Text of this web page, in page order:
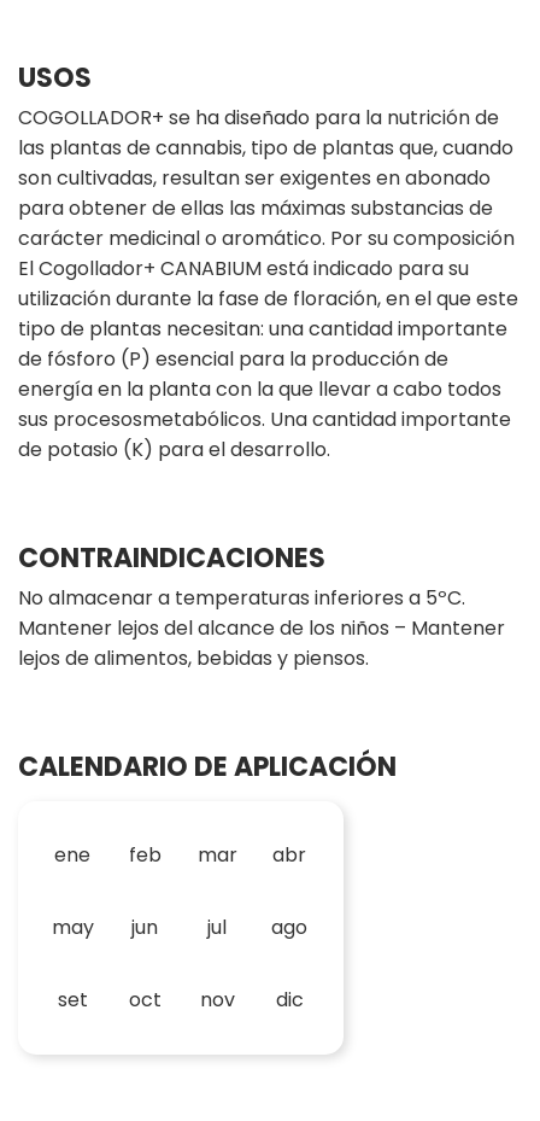
USOS
COGOLLADOR+ se ha diseñado para la nutrición de
las plantas de cannabis, tipo de plantas que, cuando
son cultivadas, resultan ser exigentes en abonado
para obtener de ellas las máximas substancias de
carácter medicinal o aromático. Por su composición
El Cogollador+ CANABIUM está indicado para su
utilización durante la fase de floración, en el que este
tipo de plantas necesitan: una cantidad importante
de fósforo (P) esencial para la producción de
energía en la planta con la que llevar a cabo todos
sus procesosmetabólicos. Una cantidad importante
de potasio (K) para el desarrollo.
CONTRAINDICACIONES
No almacenar a temperaturas inferiores a 5ºC.
Mantener lejos del alcance de los niños – Mantener
lejos de alimentos, bebidas y piensos.
CALENDARIO DE APLICACIÓN
ene feb mar abr
may jun jul ago
set oct nov dic